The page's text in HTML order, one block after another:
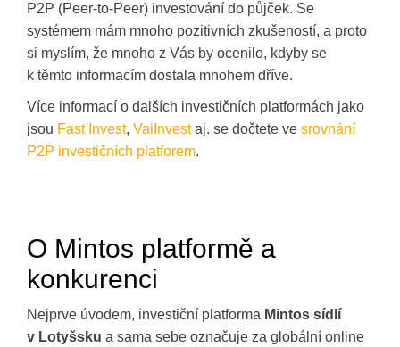
P2P (Peer-to-Peer) investování do půjček. Se
systémem mám mnoho pozitivních zkušeností, a proto
si myslím, že mnoho z Vás by ocenilo, kdyby se
k těmto informacím dostala mnohem dříve.
Více informací o dalších investičních platformách jako
jsou Fast Invest, VaiInvestaj. se dočtete ve srovnání
P2P investičních platforem.
O Mintos platformě a
konkurenci
Nejprve úvodem, investiční platforma Mintos sídlí
v Lotyšsku a sama sebe označuje za globální online